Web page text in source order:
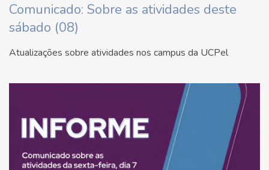
Comunicado: Sobre as atividades deste
sábado (08)
Atualizações sobre atividades nos campus da UCPel